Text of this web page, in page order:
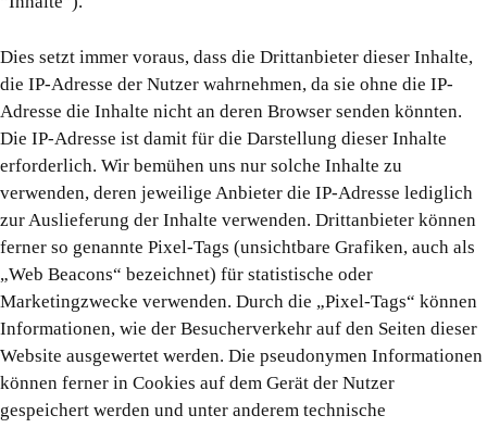
Dies setzt immer voraus, dass die Drittanbieter dieser Inhalte,
die IP-Adresse der Nutzer wahrnehmen, da sie ohne die IP-
Adresse die Inhalte nicht an deren Browser senden könnten.
Die IP-Adresse ist damit für die Darstellung dieser Inhalte
erforderlich. Wir bemühen uns nur solche Inhalte zu
verwenden, deren jeweilige Anbieter die IP-Adresse lediglich
zur Auslieferung der Inhalte verwenden. Drittanbieter können
ferner so genannte Pixel-Tags (unsichtbare Grafiken, auch als
„Web Beacons“ bezeichnet) für statistische oder
Marketingzwecke verwenden. Durch die „Pixel-Tags“ können
Informationen, wie der Besucherverkehr auf den Seiten dieser
Website ausgewertet werden. Die pseudonymen Informationen
können ferner in Cookies auf dem Gerät der Nutzer
gespeichert werden und unter anderem technische